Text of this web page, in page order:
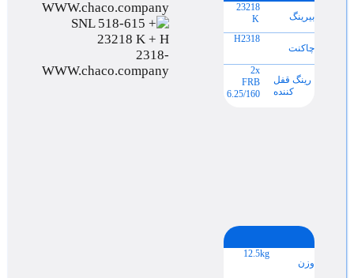
بیرینگ
23218
K
چاکنت
H2318
رینگ قفل
کننده
2x
FRB
6.25/160
وزن
kg
12.5